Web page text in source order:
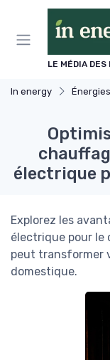
LE MÉDIA DES
In energy
électrique
Explorez les
électrique pour le
peut transformer
domestique.
Panneau de gestion